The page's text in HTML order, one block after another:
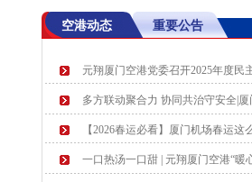
MF8307
三亚
MF8039 沈阳
空港动态 重要公告
元翔厦门空港党委召开2025年度民
多方联动聚合力 协同共治守安全|
【2026春运必看】厦门机场春运这
一口热汤一口甜 | 元翔厦门空港“暖